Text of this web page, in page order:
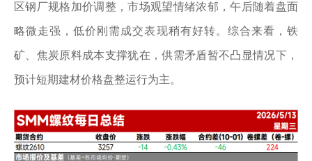
区钢厂规格加价调整，市场观望情绪浓郁，午后随着盘面
略微走强，低价刚需成交表现稍有好转。综合来看，铁
矿、焦炭原料成本支撑犹在，供需矛盾暂不凸显情况下，
预计短期建材价格盘整运行为主。